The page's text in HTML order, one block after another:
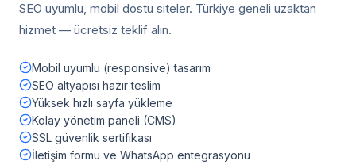
SEO uyumlu, mobil dostu siteler. Türkiye geneli uzaktan
hizmet — ücretsiz teklif alın.
Mobil uyumlu (responsive) tasarım
SEO altyapısı hazır teslim
Yüksek hızlı sayfa yükleme
Kolay yönetim paneli (CMS)
SSL güvenlik sertifikası
İletişim formu ve WhatsApp entegrasyonu